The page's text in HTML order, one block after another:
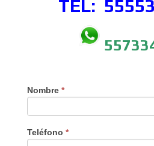
TEL:
Nombre *
Teléfono *